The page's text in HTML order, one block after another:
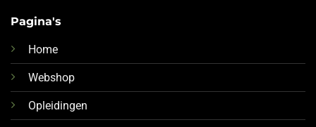
Pagina's
Home
Webshop
Opleidingen